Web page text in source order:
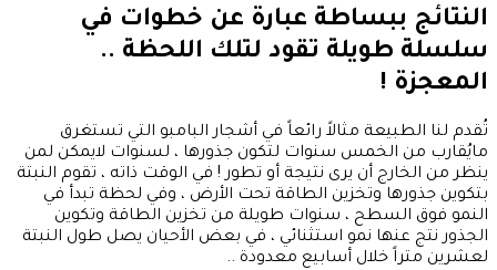
النتائج ببساطة عبارة عن خطوات في
سلسلة طويلة تقود لتلك اللحظة ..
المعجزة !
تُقدم لنا الطبيعة مثالاً رائعاً في أشجار البامبو التي تستغرق
مايُقارب من الخمس سنوات لتكون جذورها ، لسنوات لايمكن لمن
ينظر من الخارج أن يرى نتيجة أو تطور ! في الوقت ذاته ، تقوم النبتة
بتكوين جذورها وتخزين الطاقة تحت الأرض ، وفي لحظة تبدأ في
النمو فوق السطح ، سنوات طويلة من تخزين الطاقة وتكوين
الجذور نتج عنها نمو استثنائي ، في بعض الأحيان يصل طول النبتة
لعشرين متراً خلال أسابيع معدودة ..